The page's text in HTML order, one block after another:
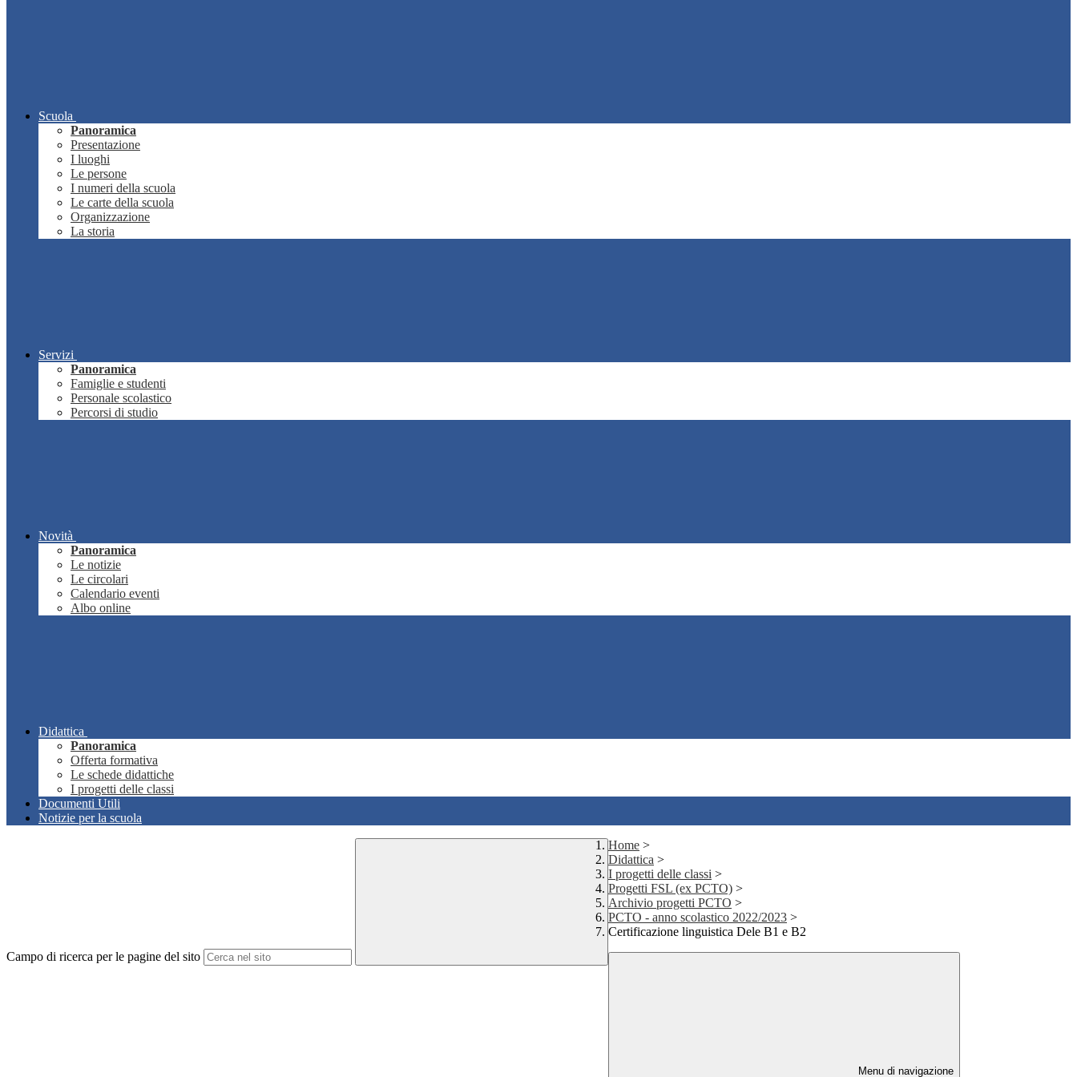
Scuola
Panoramica
Presentazione
I luoghi
Le persone
I numeri della scuola
Le carte della scuola
Organizzazione
La storia
Servizi
Panoramica
Famiglie e studenti
Personale scolastico
Percorsi di studio
Novità
Panoramica
Le notizie
Le circolari
Calendario eventi
Albo online
Didattica
Panoramica
Offerta formativa
Le schede didattiche
I progetti delle classi
Documenti Utili
Notizie per la scuola
Campo di ricerca per le pagine del sito
Home >
Didattica >
I progetti delle classi >
Progetti FSL (ex PCTO) >
Archivio progetti PCTO >
PCTO - anno scolastico 2022/2023 >
Certificazione linguistica Dele B1 e B2
Menu di navigazione